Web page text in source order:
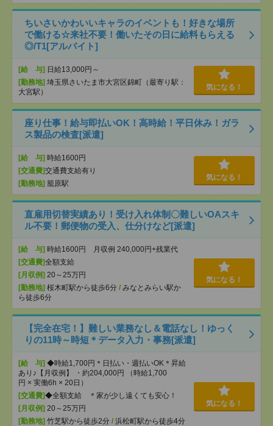
ちいさいかわいいキャラのイベントも！好きな場所
で働ける☆来社不要！働いたその日に給料もらえる
◎/T1[アルバイト]
[給 与] 日給13,000円～
[勤務地] 埼玉県さいたま市大宮区錦町（最寄り駅：
大宮駅）
気になる！
座り仕事！給与即払いOK！高時給！平日休み！ガラ
ス製品の検査[派遣]
[給 与] 時給1600円
[交通費]交通費支給有り
[勤務地] 籠原駅
気になる！
直雇用切替実績あり！受け入れ体制〇難しいOAスキ
ル不要！郵便物の受入、仕分けなど[派遣]
[給 与] 時給1600円 月収例 240,000円+残業代
[交通費]全額支給
[月収例] 20～25万円
[勤務地] 桜木町駅から徒歩6分 / みなとみらい駅か
ら徒歩6分
気になる！
【完全在宅！】難しい業務なし＆電話なし！ゆっく
りの11時～時短＊データ入力・事務[派遣]
[給 与] ◆時給1,700円＊日払い・週払いOK＊昇給
あり♪【月収例】 ・約204,000円 （時給1,700
円 × 実働6h × 20日）
[交通費]◆全額支給 ＊家が少し遠くても安心！
[月収例] 20～25万円
[勤務地] 竹芝駅から徒歩2分 / 浜松町駅から徒歩4分
気になる！